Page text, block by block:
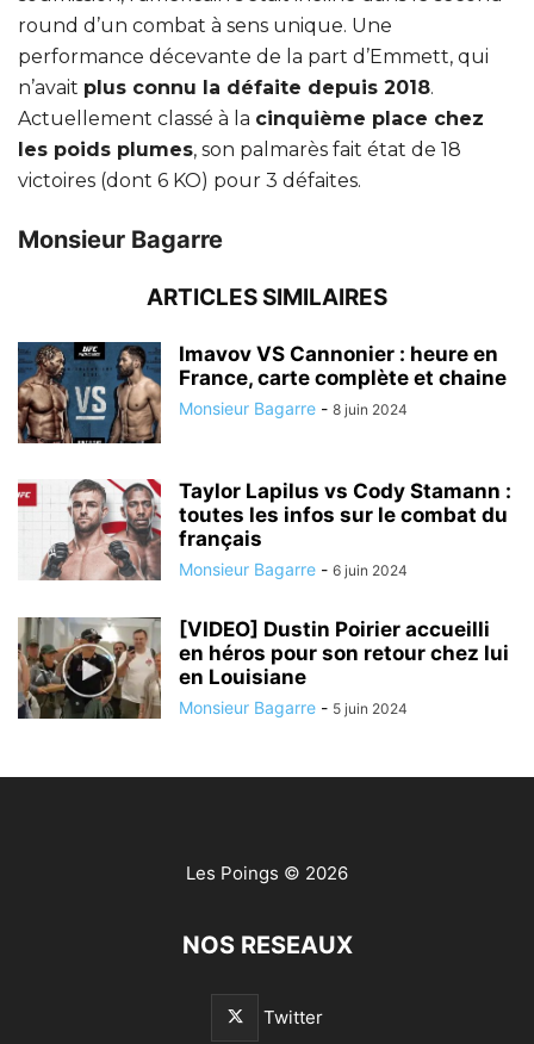
round d’un combat à sens unique. Une
performance décevante de la part d’Emmett, qui
n’avait plus connu la défaite depuis 2018.
Actuellement classé à la cinquième place chez
les poids plumes, son palmarès fait état de 18
victoires (dont 6 KO) pour 3 défaites.
Monsieur Bagarre
ARTICLES SIMILAIRES
Imavov VS Cannonier : heure en
France, carte complète et chaine
Monsieur Bagarre - 8 juin 2024
Taylor Lapilus vs Cody Stamann :
toutes les infos sur le combat du
français
Monsieur Bagarre - 6 juin 2024
[VIDEO] Dustin Poirier accueilli
en héros pour son retour chez lui
en Louisiane
Monsieur Bagarre - 5 juin 2024
Les Poings © 2026
NOS RESEAUX
Twitter